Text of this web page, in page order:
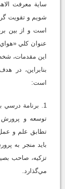
ساية معرفت
شويم و تقويت
است و از بين
عنوان كلي
اين مقدمات،
بنابراين، در
است:
1. برنامة
توسعه و پرورش
بايد منجر به
تزكيه، صاحب
مي‌گذارد.